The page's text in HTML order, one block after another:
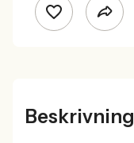
Beskrivning